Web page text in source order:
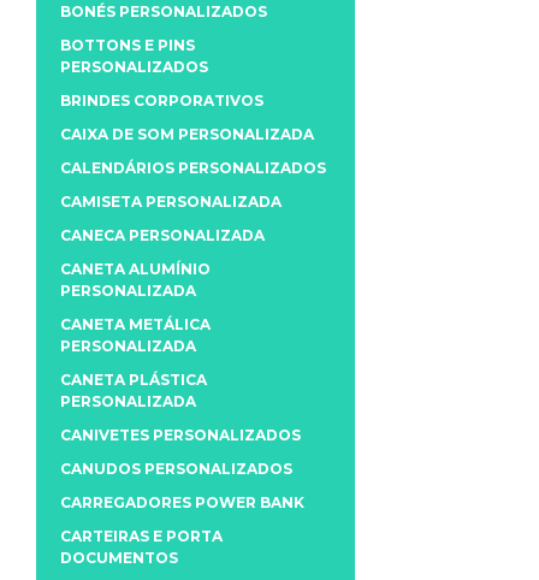
BONÉS PERSONALIZADOS
BOTTONS E PINS
PERSONALIZADOS
BRINDES CORPORATIVOS
CAIXA DE SOM PERSONALIZADA
CALENDÁRIOS PERSONALIZADOS
CAMISETA PERSONALIZADA
CANECA PERSONALIZADA
CANETA ALUMÍNIO
PERSONALIZADA
CANETA METÁLICA
PERSONALIZADA
CANETA PLÁSTICA
PERSONALIZADA
CANIVETES PERSONALIZADOS
CANUDOS PERSONALIZADOS
CARREGADORES POWER BANK
CARTEIRAS E PORTA
DOCUMENTOS